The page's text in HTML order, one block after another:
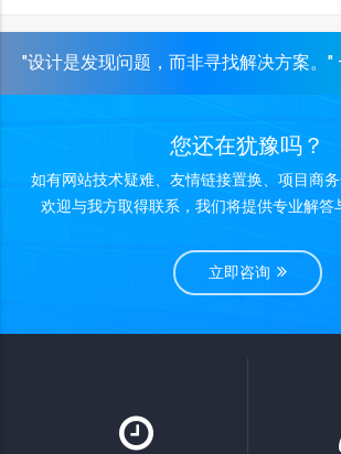
"设计是发现问题，而非寻找解决方案。"
您还在犹豫吗？
如有网站技术疑难、友情链接置换、项目商务
欢迎与我方取得联系，我们将提供专业解答
立即咨询